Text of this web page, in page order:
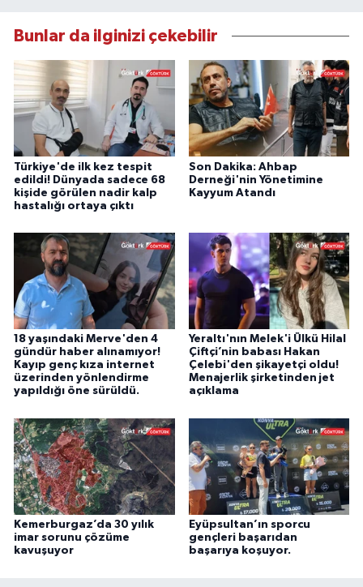
Bunlar da ilginizi çekebilir
Türkiye'de ilk kez tespit
edildi! Dünyada sadece 68
kişide görülen nadir kalp
hastalığı ortaya çıktı
Son Dakika: Ahbap
Derneği'nin Yönetimine
Kayyum Atandı
18 yaşındaki Merve'den 4
gündür haber alınamıyor!
Kayıp genç kıza internet
üzerinden yönlendirme
yapıldığı öne sürüldü.
Yeraltı'nın Melek'i Ülkü Hilal
Çiftçi’nin babası Hakan
Çelebi'den şikayetçi oldu!
Menajerlik şirketinden jet
açıklama
Kemerburgaz’da 30 yılık
imar sorunu çözüme
kavuşuyor
Eyüpsultan’ın sporcu
gençleri başarıdan
başarıya koşuyor.